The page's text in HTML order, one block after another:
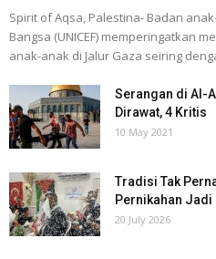
Spirit of Aqsa, Palestina- Badan
Bangsa (UNICEF) memperingatkan
anak-anak di Jalur Gaza seiring
Serangan di Al-
Dirawat, 4 Kritis
10 May 2021
Tradisi Tak
Pernikahan Jadi
20 July 2026